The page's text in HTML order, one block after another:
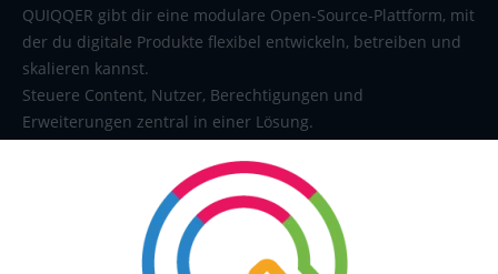
QUIQQER gibt dir eine modulare Open-Source-Plattform, mit
der du digitale Produkte flexibel entwickeln, betreiben und
skalieren kannst.
Steuere Content, Nutzer, Berechtigungen und
Erweiterungen zentral in einer Lösung.